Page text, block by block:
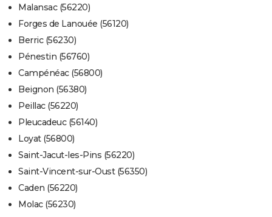
Malansac (56220)
Forges de Lanouée (56120)
Berric (56230)
Pénestin (56760)
Campénéac (56800)
Beignon (56380)
Peillac (56220)
Pleucadeuc (56140)
Loyat (56800)
Saint-Jacut-les-Pins (56220)
Saint-Vincent-sur-Oust (56350)
Caden (56220)
Molac (56230)